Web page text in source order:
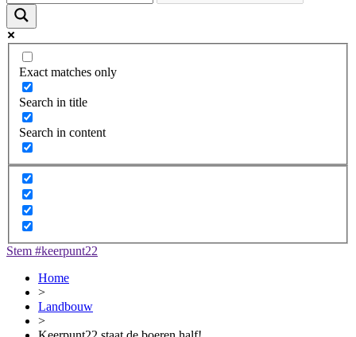
Exact matches only
Search in title
Search in content
Stem #keerpunt22
Home
>
Landbouw
>